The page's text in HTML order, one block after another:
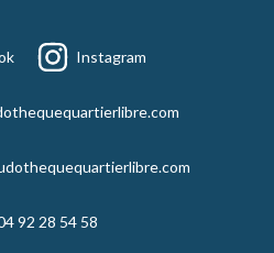
Instagram
92 28 54 58